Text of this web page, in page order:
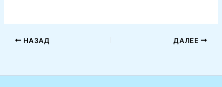
НАЗАД ДАЛЕЕ